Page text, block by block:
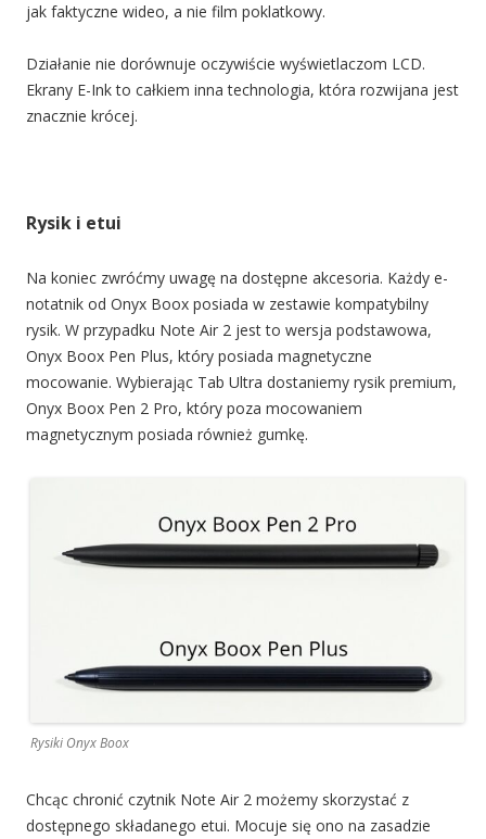
jak faktyczne wideo, a nie film poklatkowy.
Działanie nie dorównuje oczywiście wyświetlaczom LCD.
Ekrany E-Ink to całkiem inna technologia, która rozwijana jest
znacznie krócej.
Rysik i etui
Na koniec zwróćmy uwagę na dostępne akcesoria. Każdy e-
notatnik od Onyx Boox posiada w zestawie kompatybilny
rysik. W przypadku Note Air 2 jest to wersja podstawowa,
Onyx Boox Pen Plus, który posiada magnetyczne
mocowanie. Wybierając Tab Ultra dostaniemy rysik premium,
Onyx Boox Pen 2 Pro, który poza mocowaniem
magnetycznym posiada również gumkę.
Rysiki Onyx Boox
Chcąc chronić czytnik Note Air 2 możemy skorzystać z
dostępnego składanego etui. Mocuje się ono na zasadzie